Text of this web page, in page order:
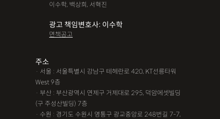
이수학, 백상희, 서혁진
광고 책임변호사: 이수학
면책공고
주소
· 서울 : 서울특별시 강남구 테헤란로 420, KT선릉타워
West 9층
· 부산 : 부산광역시 연제구 거제대로 295, 덕암에셋빌딩
(구 주성산빌딩) 7층
· 수원 : 경기도 수원시 영통구 광교중앙로 248번길 7-7,